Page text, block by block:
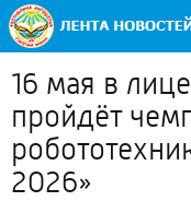
16 мая в
пройдёт
2026»